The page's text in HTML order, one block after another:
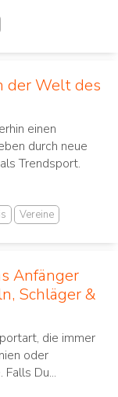
der Welt des
einen
durch neue
Trendsport.
Vereine
Anfänger
Schläger &
die immer
oder
Du...